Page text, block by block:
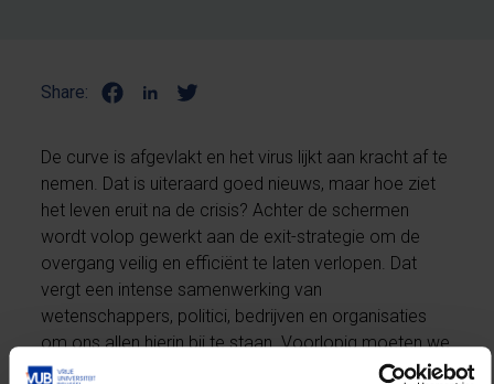
Share:
De curve is afgevlakt en het virus lijkt aan kracht af te
nemen. Dat is uiteraard goed nieuws, maar hoe ziet
het leven eruit na de crisis? Achter de schermen
wordt volop gewerkt aan de exit-strategie om de
overgang veilig en efficiënt te laten verlopen. Dat
vergt een intense samenwerking van
wetenschappers, politici, bedrijven en organisaties
om ons allen hierin bij te staan. Voorlopig moeten we
nog even geduld uitoefenen en in ons kot blijven. De